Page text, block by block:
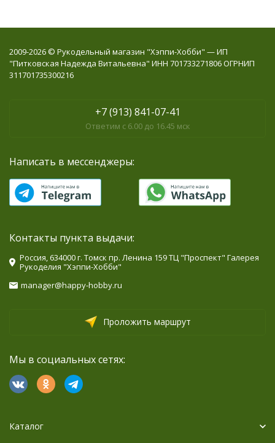
2009-2026 © Рукодельный магазин "Хэппи-Хобби" — ИП
"Питковская Надежда Витальевна" ИНН 701733271806 ОГРНИП
311701735300216
+7 (913) 841-07-41
Ответим с 6.00 до 16.45 мск
Написать в мессенджеры:
Контакты пункта выдачи:
Россия, 634000 г. Томск пр. Ленина 159 ТЦ "Проспект" Галерея
Рукоделия "Хэппи-Хобби"
manager@happy-hobby.ru
Проложить маршрут
Мы в социальных сетях:
Каталог